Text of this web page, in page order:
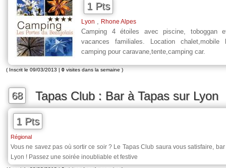
1 Pts
Lyon , Rhone Alpes
Camping 4 étoiles avec piscine, toboggan
vacances familiales. Location chalet,mobile
camping pour caravane,tente,camping car.
( Inscrit le 09/03/2013 | 0 visites dans la semaine )
68 Tapas Club : Bar à Tapas sur Lyon
1 Pts
Régional
Vous ne savez pas où sortir ce soir ? Le Tapas Club saura vous satisfaire,
Lyon ! Passez une soirée inoubliable et festive